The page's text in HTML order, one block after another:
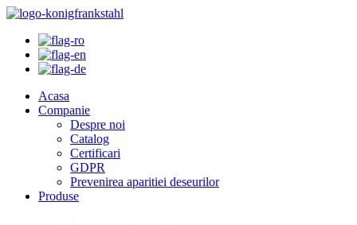
Acasa
Companie
Despre noi
Catalog
Certificari
GDPR
Prevenirea aparitiei deseurilor
Produse